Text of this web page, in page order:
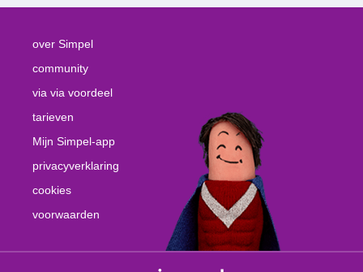
over Simpel
community
via via voordeel
tarieven
Mijn Simpel-app
privacyverklaring
cookies
voorwaarden